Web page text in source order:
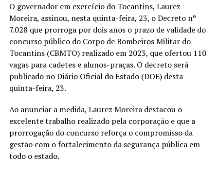
O governador em exercício do Tocantins, Laurez
Moreira, assinou, nesta quinta-feira, 23, o Decreto nº
7.028 que prorroga por dois anos o prazo de validade do
concurso público do Corpo de Bombeiros Militar do
Tocantins (CBMTO) realizado em 2023, que ofertou 110
vagas para cadetes e alunos-praças. O decreto será
publicado no Diário Oficial do Estado (DOE) desta
quinta-feira, 23.
Ao anunciar a medida, Laurez Moreira destacou o
excelente trabalho realizado pela corporação e que a
prorrogação do concurso reforça o compromisso da
gestão com o fortalecimento da segurança pública em
todo o estado.